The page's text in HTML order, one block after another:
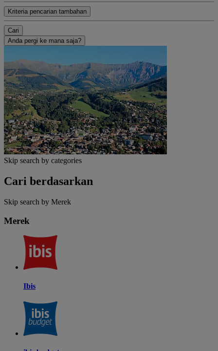
Kriteria pencarian tambahan
Cari
Anda pergi ke mana saja?
Skip search by categories
Cari berdasarkan
Skip search by Merek
Merek
Ibis